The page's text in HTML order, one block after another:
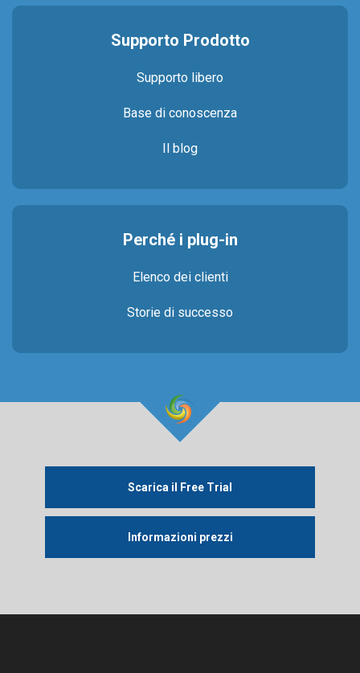
Supporto Prodotto
Supporto libero
Base di conoscenza
Il blog
Perché i plug-in
Elenco dei clienti
Storie di successo
Scarica il Free Trial
Informazioni prezzi